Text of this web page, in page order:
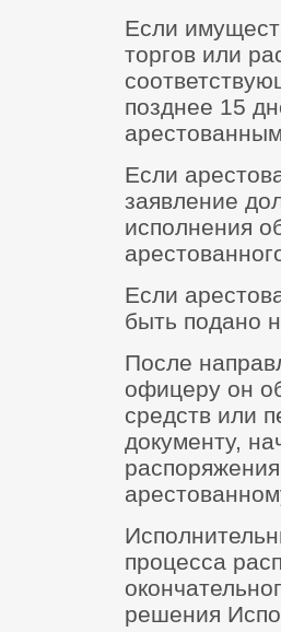
Если
торгов или
позднее 15
Если
заявление
исполнения
Если
быть подано
После
офицеру он
средств или
документу,
процесса
решения